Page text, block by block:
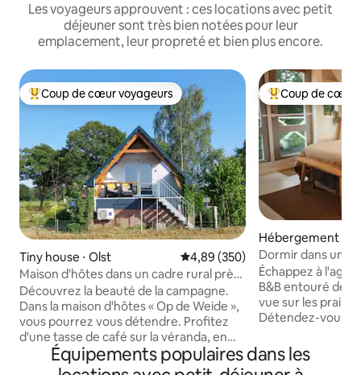
Les voyageurs approuvent : ces locations avec petit
déjeuner sont très bien notées pour leur
emplacement, leur propreté et bien plus encore.
Coups de cœur voyageurs les plus appréciés
Coup de cœur voyageurs
Tiny house ⋅ Olst Évaluation moyenne sur la
4,89 (350)
Maison d'hôtes dans un cadre rural près
de Deventer
Découvrez la beauté de la campagne.
Dans la maison d'hôtes « Op de Weide »,
vous pourrez vous détendre. Profitez
d'une tasse de café sur la véranda, en
regardant les prairies... c'est délicieux !
Vous préférez être actif ? Enfourchez
Coups de cœur
Coup de cœur
Hébergement ⋅
n
Dormir dans un
Échappez à
B&B entouré de
vue sur les
Détendez-vous
piscine (ouverte
par blocs de 2-3
Équipements populaires dans les